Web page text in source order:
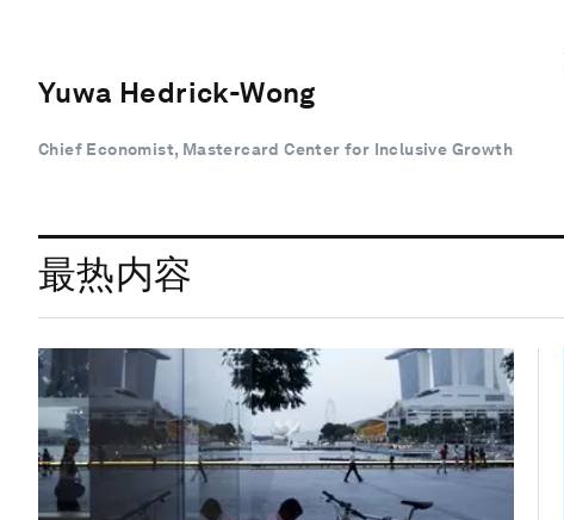
Yuwa Hedrick-Wong
Chief Economist, Mastercard Center for Inclusive Growth
最热内容